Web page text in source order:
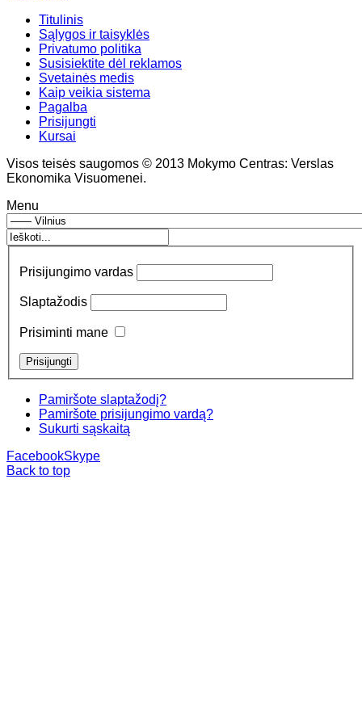
Titulinis
Sąlygos ir taisyklės
Privatumo politika
Susisiektite dėl reklamos
Svetainės medis
Kaip veikia sistema
Pagalba
Prisijungti
Kursai
Visos teisės saugomos © 2013 Mokymo Centras: Verslas
Ekonomika Visuomenei.
Menu
Prisijungimo vardas
Slaptažodis
Prisiminti mane
Pamiršote slaptažodį?
Pamiršote prisijungimo vardą?
Sukurti sąskaitą
FacebookSkype
Back to top